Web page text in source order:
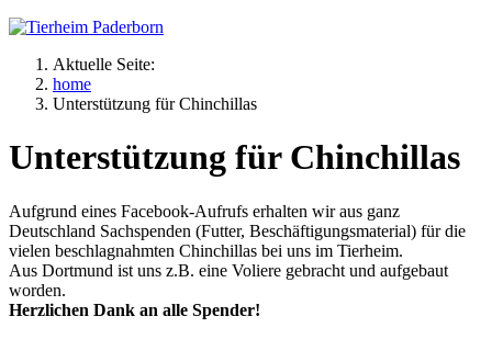
Aktuelle Seite:
home
Unterstützung für Chinchillas
Unterstützung für Chinchillas
Aufgrund eines Facebook-Aufrufs erhalten wir aus ganz
Deutschland Sachspenden (Futter, Beschäftigungsmaterial) für die
vielen beschlagnahmten Chinchillas bei uns im Tierheim.
Aus Dortmund ist uns z.B. eine Voliere gebracht und aufgebaut
worden.
Herzlichen Dank an alle Spender!